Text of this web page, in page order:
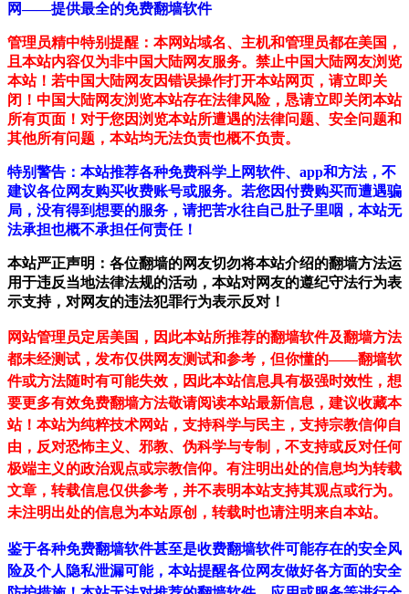
网——提供最全的免费翻墙软件
管理员精中特别提醒：本网站域名、主机和管理员都在美国，
且本站内容仅为非中国大陆网友服务。禁止中国大陆网友浏览
本站！若中国大陆网友因错误操作打开本站网页，请立即关
闭！中国大陆网友浏览本站存在法律风险，恳请立即关闭本站
所有页面！对于您因浏览本站所遭遇的法律问题、安全问题和
其他所有问题，本站均无法负责也概不负责。
特别警告：本站推荐各种免费科学上网软件、app和方法，不
建议各位网友购买收费账号或服务。若您因付费购买而遭遇骗
局，没有得到想要的服务，请把苦水往自己肚子里咽，本站无
法承担也概不承担任何责任！
本站严正声明：各位翻墙的网友切勿将本站介绍的翻墙方法运
用于违反当地法律法规的活动，本站对网友的遵纪守法行为表
示支持，对网友的违法犯罪行为表示反对！
网站管理员定居美国，因此本站所推荐的翻墙软件及翻墙方法
都未经测试，发布仅供网友测试和参考，但你懂的——翻墙软
件或方法随时有可能失效，因此本站信息具有极强时效性，想
要更多有效免费翻墙方法敬请阅读本站最新信息，建议收藏本
站！ 本站为纯粹技术网站，支持科学与民主，支持宗教信仰自
由，反对恐怖主义、邪教、伪科学与专制，不支持或反对任何
极端主义的政治观点或宗教信仰。有注明出处的信息均为转载
文章，转载信息仅供参考，并不表明本站支持其观点或行为。
未注明出处的信息为本站原创，转载时也请注明来自本站。
鉴于各种免费翻墙软件甚至是收费翻墙软件可能存在的安全风
险及个人隐私泄漏可能，本站提醒各位网友做好各方面的安全